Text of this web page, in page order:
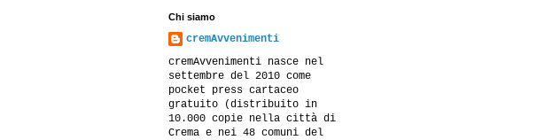
Chi siamo
cremAvvenimenti
cremAvvenimenti nasce nel
settembre del 2010 come
pocket press cartaceo
gratuito (distribuito in
10.000 copie nella città di
Crema e nei 48 comuni del